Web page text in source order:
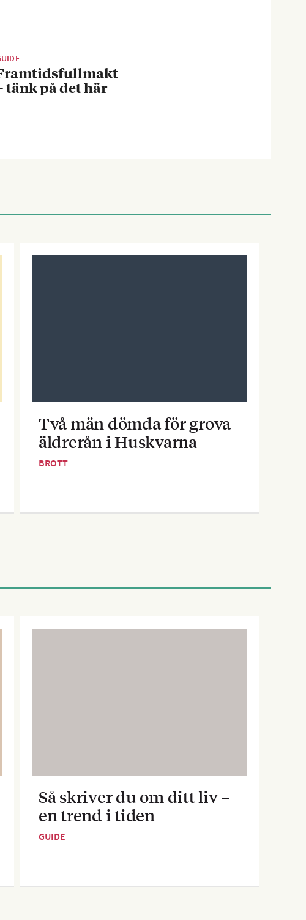
tänk på det här
Två män dömda för grova
äldrerån i Huskvarna
BROTT
Så skriver du om ditt liv –
en trend i tiden
GUIDE